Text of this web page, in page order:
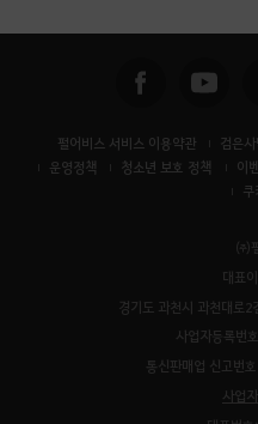
펄어비스 서비스 이용약관 검은
운영정책 청소년 보호 정책 이
쿠
㈜
대표
경기도 과천시 과천대로
사업자등록
통신판매업 신고번
사업